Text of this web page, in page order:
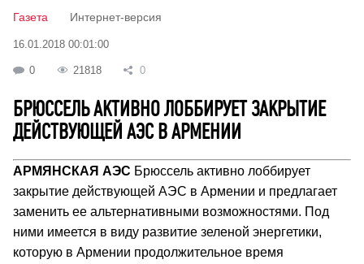
Газета Интернет-версия
16.01.2018 00:01:00
0 21818 0
БРЮССЕЛЬ АКТИВНО ЛОББИРУЕТ ЗАКРЫТИЕ
ДЕЙСТВУЮЩЕЙ АЭС В АРМЕНИИ
АРМЯНСКАЯ АЭС Брюссель активно лоббирует
закрытие действующей АЭС в Армении и предлагает
заменить ее альтернативными возможностями. Под
ними имеется в виду развитие зеленой энергетики,
которую в Армении продолжительное время